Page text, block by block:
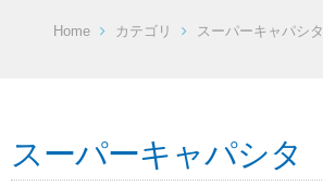
Home カテゴリ スーパーキャパシタ
スーパーキャパシタ